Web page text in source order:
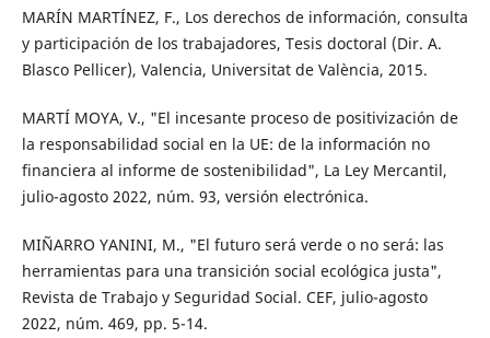
MARÍN MARTÍNEZ, F., Los derechos de información, consulta
y participación de los trabajadores, Tesis doctoral (Dir. A.
Blasco Pellicer), Valencia, Universitat de València, 2015.
MARTÍ MOYA, V., "El incesante proceso de positivización de
la responsabilidad social en la UE: de la información no
financiera al informe de sostenibilidad", La Ley Mercantil,
julio-agosto 2022, núm. 93, versión electrónica.
MIÑARRO YANINI, M., "El futuro será verde o no será: las
herramientas para una transición social ecológica justa",
Revista de Trabajo y Seguridad Social. CEF, julio-agosto
2022, núm. 469, pp. 5-14.